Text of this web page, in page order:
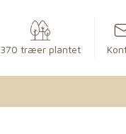
370 træer plantet